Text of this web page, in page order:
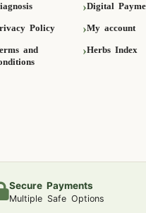
Digital
Policy My account
and
Herbs Index
Secure Payments
Multiple Safe Options